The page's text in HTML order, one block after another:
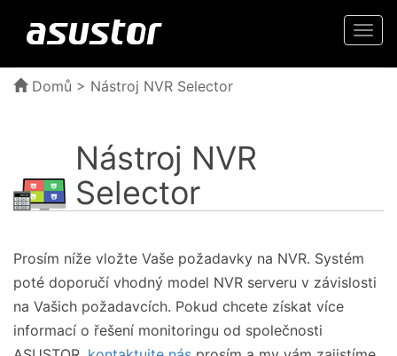
Domů > Nástroj NVR Selector
Nástroj NVR
Selector
Prosím níže vložte Vaše požadavky na NVR. Systém
poté doporučí vhodný model NVR serveru v závislosti
na Vašich požadavcích. Pokud chcete získat více
informací o řešení monitoringu od společnosti